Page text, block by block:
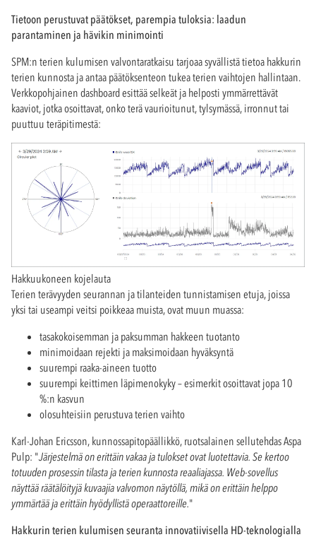
Tietoon perustuvat päätökset, parempia tuloksia: laadun
parantaminen ja hävikin minimointi
SPM:n terien kulumisen valvontaratkaisu tarjoaa syvällistä tietoa hakkurin
terien kunnosta ja antaa päätöksenteon tukea terien vaihtojen hallintaan.
Verkkopohjainen dashboard esittää selkeät ja helposti ymmärrettävät
kaaviot, jotka osoittavat, onko terä vaurioitunut, tylsymässä, irronnut tai
puuttuu teräpitimestä:
Hakkuukoneen kojelauta
Terien terävyyden seurannan ja tilanteiden tunnistamisen etuja, joissa
yksi tai useampi veitsi poikkeaa muista, ovat muun muassa:
tasakokoisemman ja paksumman hakkeen tuotanto
minimoidaan rejekti ja maksimoidaan hyväksyntä
suurempi raaka-aineen tuotto
suurempi keittimen läpimenokyky – esimerkit osoittavat jopa 10
%:n kasvun
olosuhteisiin perustuva terien vaihto
Karl-Johan Ericsson, kunnossapitopäällikkö, ruotsalainen sellutehdas Aspa
Pulp: "Järjestelmä on erittäin vakaa ja tulokset ovat luotettavia. Se kertoo
totuuden prosessin tilasta ja terien kunnosta reaaliajassa. Web-sovellus
näyttää räätälöityjä kuvaajia valvomon näytöllä, mikä on erittäin helppo
ymmärtää ja erittäin hyödyllistä operaattoreille."
Hakkurin terien kulumisen seuranta innovatiivisella HD-teknologialla